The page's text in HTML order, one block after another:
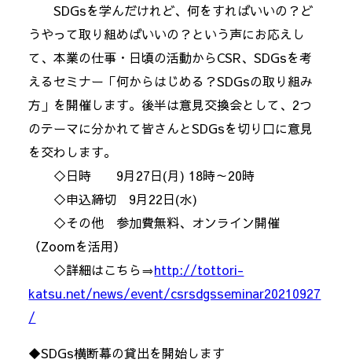
SDGsを学んだけれど、何をすればいいの？ど
うやって取り組めばいいの？という声にお応えし
て、本業の仕事・日頃の活動からCSR、SDGsを考
えるセミナー「何からはじめる？SDGsの取り組み
方」を開催します。後半は意見交換会として、2つ
のテーマに分かれて皆さんとSDGsを切り口に意見
を交わします。
◇日時 9月27日(月) 18時～20時
◇申込締切 9月22日(水)
◇その他 参加費無料、オンライン開催
（Zoomを活用）
◇詳細はこちら⇒http://tottori-
katsu.net/news/event/csrsdgsseminar20210927
/
◆SDGs横断幕の貸出を開始します